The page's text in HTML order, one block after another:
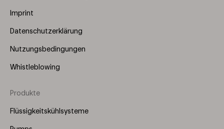
Imprint
Datenschutzerklärung
Nutzungsbedingungen
Whistleblowing
Footer
Menu
Produkte
Flüssigkeitskühlsysteme